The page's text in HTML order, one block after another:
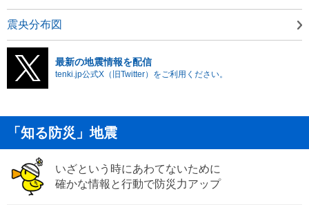
震央分布図
最新の地震情報を配信
tenki.jp公式X（旧Twitter）をご利用ください。
「知る防災」地震
いざという時にあわてないために
確かな情報と行動で防災力アップ